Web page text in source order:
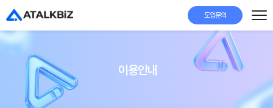
도입문의
이용안내